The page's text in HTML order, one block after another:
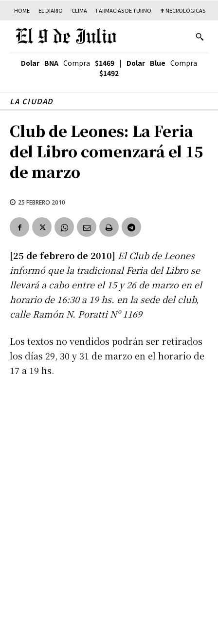
HOME EL DIARIO CLIMA FARMACIAS DE TURNO ✟ NECROLÓGICAS
Dolar BNA Compra $1469 | Dolar Blue Compra
$1492
LA CIUDAD
Club de Leones: La Feria
del Libro comenzará el 15
de marzo
25 FEBRERO 2010
[25 de febrero de 2010] El Club de Leones
informó que la tradicional Feria del Libro se
llevará a cabo entre el 15 y 26 de marzo en el
horario de 16:30 a 19 hs. en la sede del club,
calle Ramón N. Poratti Nº 1169
Los textos no vendidos podrán ser retirados
los días 29, 30 y 31 de marzo en el horario de
17 a 19 hs.